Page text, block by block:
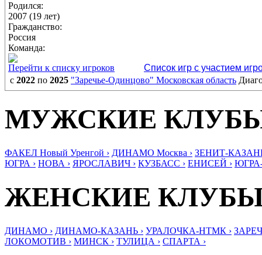
Родился:
2007 (19 лет)
Гражданство:
Россия
Команда:
Перейти к списку игроков
Список игр с участием
с 2022 по 2025 "Заречье-Одинцово" Московская область
МУЖСКИЕ
ФАКЕЛ Новый Уренгой › ДИНАМО Москва › ЗЕНИТ-
ЮГРА › НОВА › ЯРОСЛАВИЧ › КУЗБАСС › ЕНИСЕЙ ›
ЖЕНСКИЕ
ДИНАМО › ДИНАМО-КАЗАНЬ › УРАЛОЧКА-НТМК ›
ЛОКОМОТИВ › МИНСК › ТУЛИЦА › СПАРТА ›